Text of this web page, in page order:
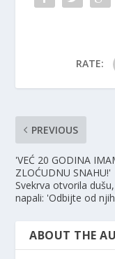
RATE:
PREVIOUS
'VEĆ 20 GODINA
ZLOĆUDNU SNAHU!'
Svekrva otvorila
napali: 'Odbijte od
ABOUT THE